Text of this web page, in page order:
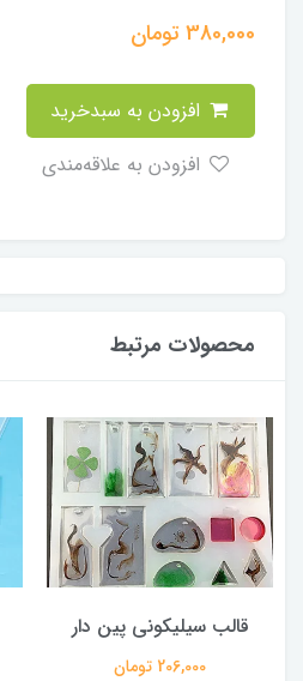
380,000تومان
محصولات مرتبط
قالب سیلیکونی پین دار
206,000 تومان